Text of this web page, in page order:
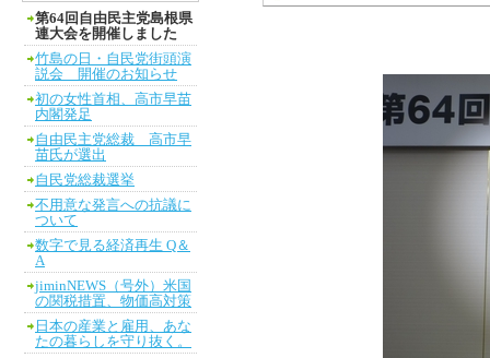
第64回自由民主党島根県
連大会を開催しました
竹島の日・自民党街頭演
説会 開催のお知らせ
初の女性首相、高市早苗
内閣発足
自由民主党総裁 高市早
苗氏が選出
自民党総裁選挙
不用意な発言への抗議に
ついて
数字で見る経済再生 Q＆
A
jiminNEWS（号外）米国
の関税措置、物価高対策
日本の産業と雇用、あな
たの暮らしを守り抜く。